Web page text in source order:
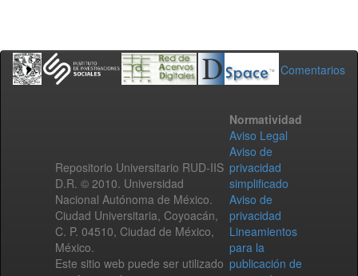
Comentarios
Repositorio Universitario RUD-IIS
D.R. © 2010. Universidad
Nacional Autónoma de México.
Ciudad Universitaria, Coyoacán,
C. P. 04510, Ciudad de México,
México.
Este sitio web puede ser utilizado
Normatividad
Aviso Legal
Aviso de
privacidad
simplificado
Aviso de
privacidad
Lineamientos
para la
publicación de